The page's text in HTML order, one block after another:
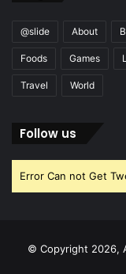
@slide About
Foods Games
Travel World
Follow us
Error Can not Get
© Copyright 2026,